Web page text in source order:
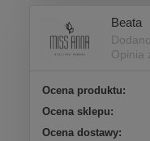
Beata
Opinia
Ocena produktu:
Ocena sklepu:
Ocena dostawy: